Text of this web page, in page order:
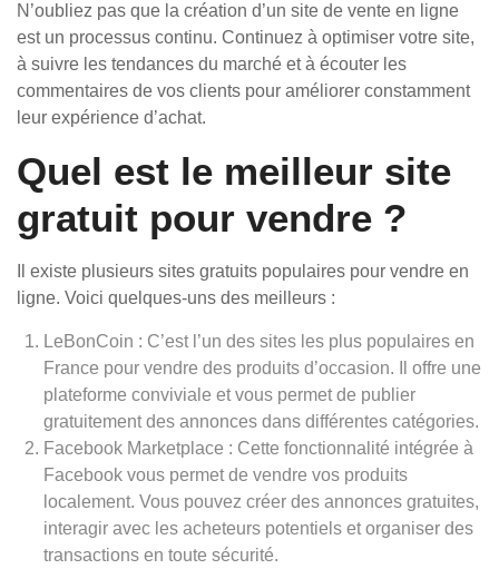
N’oubliez pas que la création d’un site de vente en ligne
est un processus continu. Continuez à optimiser votre site,
à suivre les tendances du marché et à écouter les
commentaires de vos clients pour améliorer constamment
leur expérience d’achat.
Quel est le meilleur site
gratuit pour vendre ?
Il existe plusieurs sites gratuits populaires pour vendre en
ligne. Voici quelques-uns des meilleurs :
LeBonCoin : C’est l’un des sites les plus populaires en
France pour vendre des produits d’occasion. Il offre une
plateforme conviviale et vous permet de publier
gratuitement des annonces dans différentes catégories.
Facebook Marketplace : Cette fonctionnalité intégrée à
Facebook vous permet de vendre vos produits
localement. Vous pouvez créer des annonces gratuites,
interagir avec les acheteurs potentiels et organiser des
transactions en toute sécurité.